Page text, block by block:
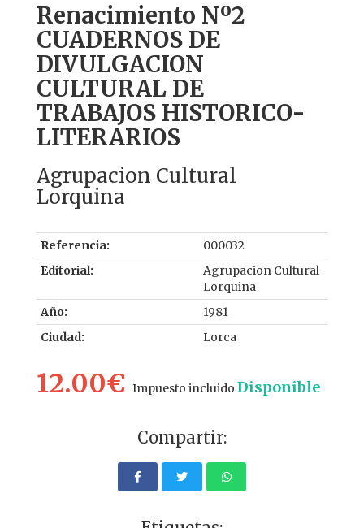
Renacimiento Nº2
CUADERNOS DE
DIVULGACION
CULTURAL DE
TRABAJOS HISTORICO-
LITERARIOS
Agrupacion Cultural
Lorquina
Referencia:
000032
Editorial:
Agrupacion Cultural
Lorquina
Año:
1981
Ciudad:
Lorca
12.00€ Impuesto incluido Disponible
Compartir: